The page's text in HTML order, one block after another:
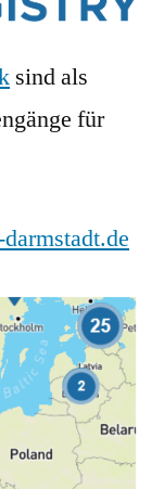
sind als
für